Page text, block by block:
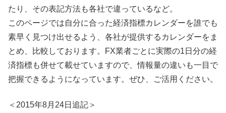
たり、その表記方法も各社で違っているなど。
このページでは自分に合った経済指標カレンダーを誰でも
素早く見つけ出せるよう、各社が提供するカレンダーをま
とめ、比較しております。FX業者ごとに実際の1日分の経
済指標も併せて載せていますので、情報量の違いも一目で
把握できるようになっています。ぜひ、ご活用ください。
＜2015年8月24日追記＞